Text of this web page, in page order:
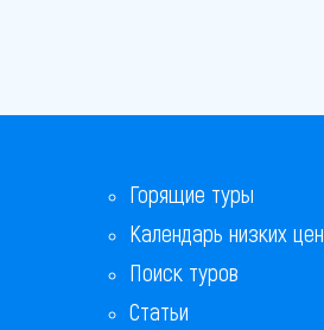
Горящие туры
Календарь низких цен
Поиск туров
Статьи